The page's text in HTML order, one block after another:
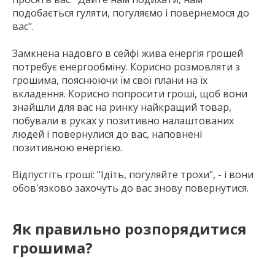
подобається гуляти, погуляємо і повернемося до
вас".
Замкнена надовго в сейфі жива енергія грошей
потребує енергообміну. Корисно розмовляти з
грошима, пояснюючи їм свої плани на їх
вкладення. Корисно попросити гроші, щоб вони
знайшли для вас на ринку найкращий товар,
побували в руках у позитивно налаштованих
людей і повернулися до вас, наповнені
позитивною енергією.
Відпустіть гроші: "Ідіть, погуляйте трохи", - і вони
обов'язково захочуть до вас знову повернутися.
Як правильно розпорядитися
грошима?